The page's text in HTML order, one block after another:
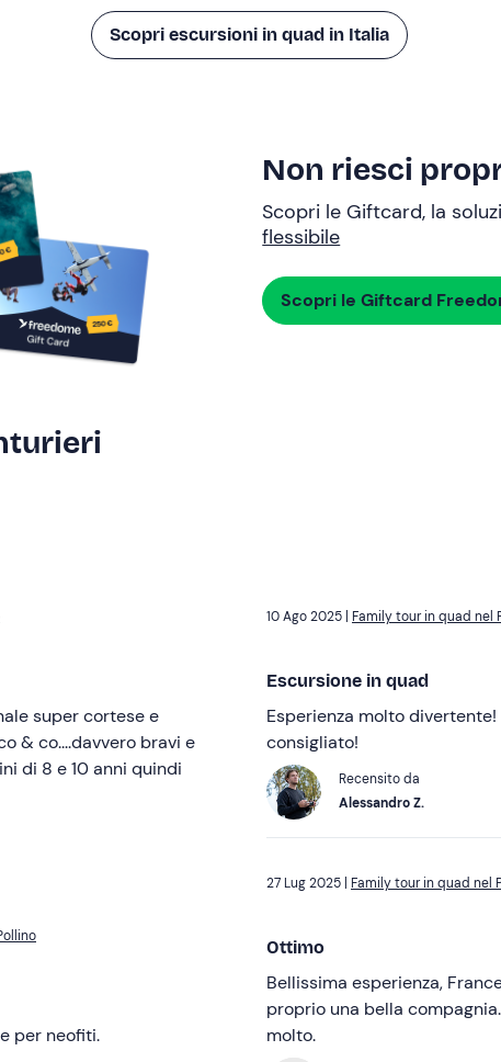
Scopri escursioni in quad in Italia
Non riesci
Scopri le Giftcard, la
flessibile
Scopri le Giftcard
super cortese e
& co....davvero bravi e
di 8 e 10 anni quindi
per neofiti.
Family tour in quad nel
Escursione in quad
Esperienza molto
consigliato!
Recensito da
Alessandro Z.
Family tour in quad nel
Ottimo
Bellissima esperienza,
proprio una bella
molto.